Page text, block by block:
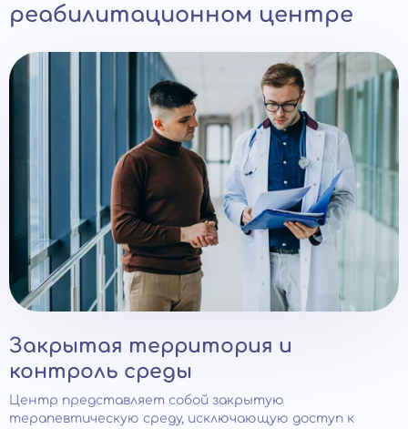
реабилитационном центре
Закрытая территория и
контроль среды
Центр представляет собой закрытую
терапевтическую среду, исключающую доступ к